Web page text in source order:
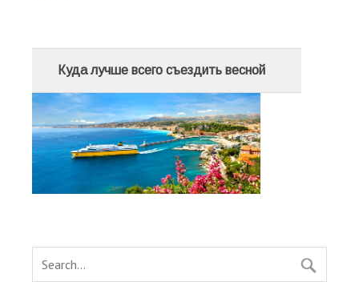
Куда лучше всего съездить весной